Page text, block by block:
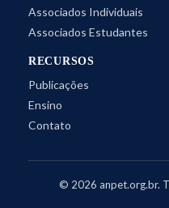
Associados Individuais
Associados Estudantes
RECURSOS
Publicações
Ensino
Contato
© 2026 anpet.org.br.